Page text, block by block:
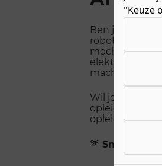
Ben jij gek op
robots bouwt?
mechatronica
elektro en
machines en
Wil je weten
opleiding kunt
opleiding
Snel naar
"Keuze